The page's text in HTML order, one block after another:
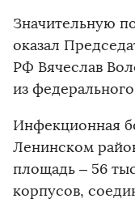
Значительную
оказал
РФ Вячеслав
из
Инфекционная
Ленинском
площадь – 56
корпусов,